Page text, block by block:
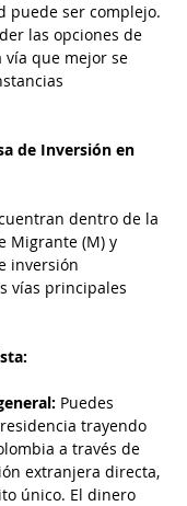
puede ser complejo.
las opciones de
vía que mejor se
de Inversión en
dentro de la
Migrante (M) y
inversión
vías principales
Puedes
trayendo
a través de
extranjera directa,
único. El dinero